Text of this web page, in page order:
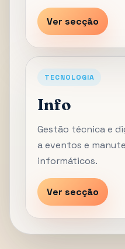
Ver secção
TECNOLOGIA
Info
Gestão técnica e
a eventos e
informáticos.
Ver secção